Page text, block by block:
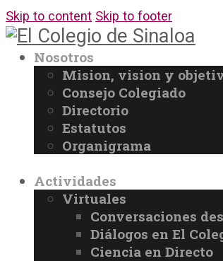
Skip to content Skip to footer
Nosotros
Mision, vision y
Consejo Colegiado
Directorio
Estatutos
Organigrama
Actividades
Virtuales
Conversaciones
Diálogos en El
Ciencia en Directo